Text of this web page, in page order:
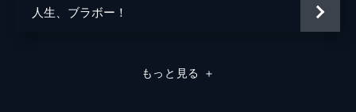
人生、ブラボー！
もっと見る ＋